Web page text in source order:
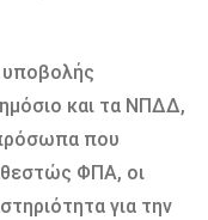
και τα ΝΠΔΔ,
που
ΦΠΑ, οι
για την